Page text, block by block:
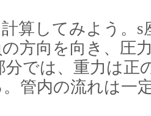
算してみよう。s
方向を向き、圧
分では、重力は正
管内の流れは一